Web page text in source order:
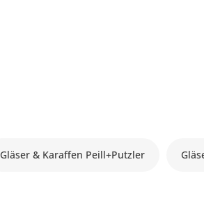
Gläser & Karaffen Peill+Putzler